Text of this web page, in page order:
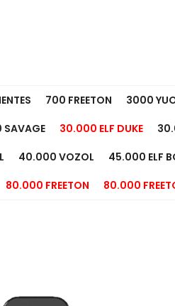
700 FREETON 3000
30.000 ELF DUKE
40.000 VOZOL 45.000 ELF
80.000 FREETON 80.000